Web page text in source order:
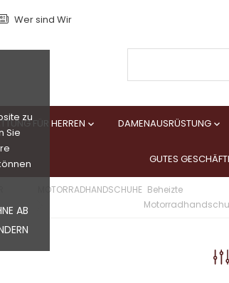
zu
Sie
AB
Wer sind Wir
FÜR HERREN  DAMENAUSRÜSTUNG
GUTES
MOTORRADHANDSCHUHE Beheizte